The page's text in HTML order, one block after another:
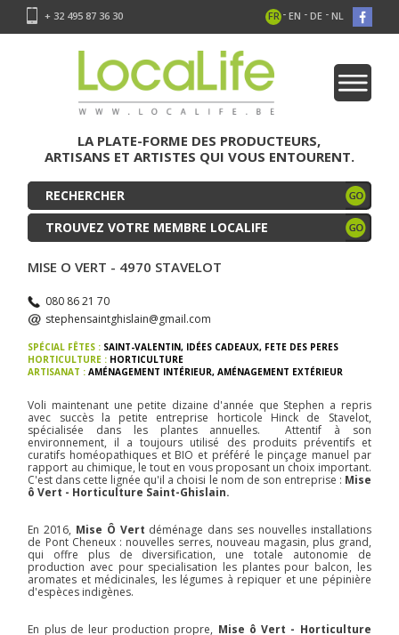
+ 32 495 87 36 30 FR - EN - DE - NL
LA PLATE-FORME DES PRODUCTEURS,
ARTISANS ET ARTISTES QUI VOUS ENTOURENT.
TROUVEZ VOTRE MEMBRE LOCALIFE
MISE O VERT - 4970 STAVELOT
080 86 21 70
stephensaintghislain@gmail.com
SPÉCIAL FÊTES : SAINT-VALENTIN, IDÉES CADEAUX, FETE DES PERES
HORTICULTURE : HORTICULTURE
ARTISANAT :AMÉNAGEMENT INTÉRIEUR, AMÉNAGEMENT EXTÉRIEUR
Voli maintenant une petite dizaine d'année que Stephen a repris
avec succès la petite entreprise horticole Hinck de Stavelot,
spécialisée dans les plantes annuelles. Attentif à son
environnement, il a toujours utilisé des produits préventifs et
curatifs homéopathiques et BIO et préféré le pinçage manuel par
rapport au chimique, le tout en vous proposant un choix important.
C'est dans cette lignée qu'il a choisi le nom de son entreprise : Mise
ô Vert - Horticulture Saint-Ghislain.
En 2016, Mise Ô Vert déménage dans ses nouvelles installations
de Pont Cheneux : nouvelles serres, nouveau magasin, plus grand,
qui offre plus de diversification, une totale autonomie de
production avec pour specialisation les plantes pour balcon, les
aromates et médicinales, les légumes à repiquer et une pépinière
d'espèces indigènes.
En plus de leur production propre, Mise ô Vert - Horticulture